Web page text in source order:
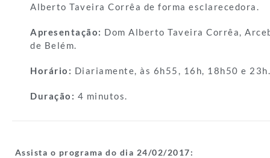
Alberto Taveira Corrêa de forma esclarecedora.
Apresentação: Dom Alberto Taveira Corrêa,
de Belém.
Horário: Diariamente, às 6h55, 16h, 18h50 e 23h.
Duração: 4 minutos.
Assista o programa do dia 24/02/2017: